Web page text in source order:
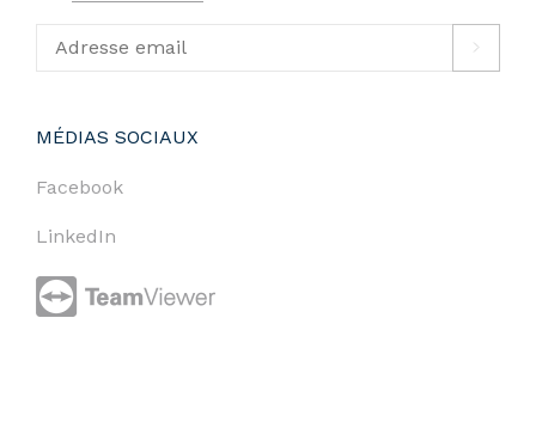
MÉDIAS SOCIAUX
Facebook
LinkedIn